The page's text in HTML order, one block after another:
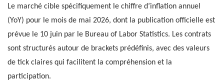
Le marché cible spécifiquement le chiffre d’inflation annuel
(YoY) pour le mois de mai 2026, dont la publication officielle est
prévue le 10 juin par le Bureau of Labor Statistics. Les contrats
sont structurés autour de brackets prédéfinis, avec des valeurs
de tick claires qui facilitent la compréhension et la
participation.